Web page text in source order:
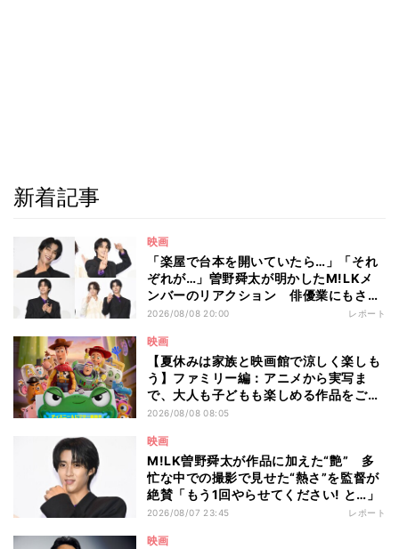
新着記事
映画
「楽屋で台本を開いていたら…」「それ
ぞれが…」曽野舜太が明かしたM!LKメ
ンバーのリアクション 俳優業にもさら
なる意欲
2026/08/08 20:00 レポート
映画
【夏休みは家族と映画館で涼しく楽しも
う】ファミリー編：アニメから実写ま
で、大人も子どもも楽しめる作品をご紹
介 - 編集部が注目する最新映画5選
2026/08/08 08:05
映画
M!LK曽野舜太が作品に加えた“艶” 多
忙な中での撮影で見せた“熱さ”を監督が
絶賛「もう1回やらせてください! と…」
2026/08/07 23:45 レポート
映画